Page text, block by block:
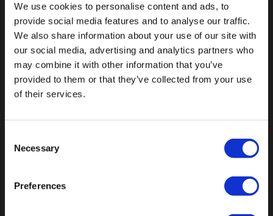
We use cookies to personalise content and ads, to
provide social media features and to analyse our traffic.
We also share information about your use of our site with
our social media, advertising and analytics partners who
may combine it with other information that you’ve
provided to them or that they’ve collected from your use
of their services.
Selection
Necessary
Preferences
Botnische Golf 9a, 3446CN Woerden
+31 (0)34 8407 089
CATEGORIEËN